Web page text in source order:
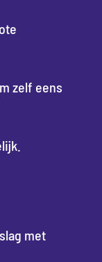
zelf eens
met